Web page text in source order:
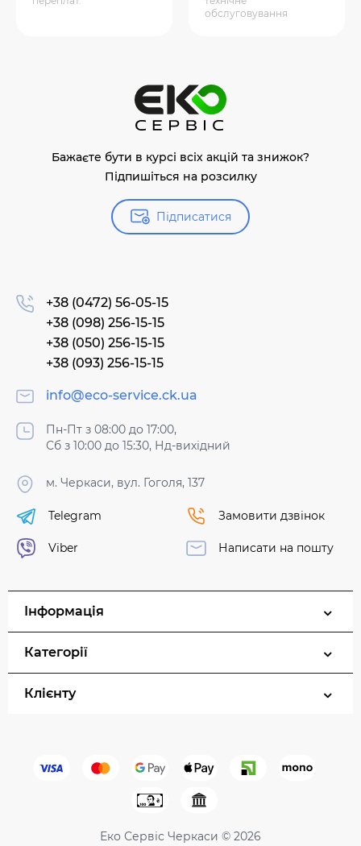
обслуговування
Бажаєте бути в курсі всіх акцій та знижок?
Підпишіться на розсилку
Підписатися
+38 (0472) 56-05-15
+38 (098) 256-15-15
+38 (050) 256-15-15
+38 (093) 256-15-15
info@eco-service.ck.ua
Пн-Пт з 08:00 до 17:00,
Сб з 10:00 до 15:30, Нд-вихідний
м. Черкаси, вул. Гоголя, 137
Telegram
Viber
Замовити дзвінок
Написати на пошту
Інформація
Категорії
Клієнту
Еко Сервіс Черкаси © 2026